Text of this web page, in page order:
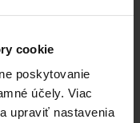
cookie
poskytovanie
účely. Viac
upraviť nastavenia
súhlas so